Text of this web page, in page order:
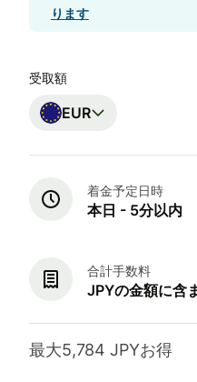
ります
受取額
EUR
着金予定日時
本日 - 5分以内
合計手数料
JPYの金額に含
最大5,784 JPYお得